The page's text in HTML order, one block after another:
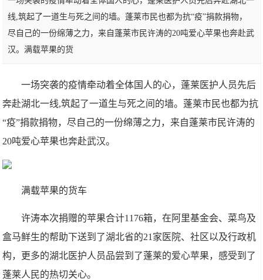
线,筑起了一道生与死之间的墙。蓬莱市民也都为抗“疫”捐款捐物，
尽自己的一份绵薄之力，来自蓬莱市民许涛的20吨爱心苹果也奔赴武
汉。满载苹果的货
一场突袭的疫情牵动着全体国人的心，蓬莱医护人员先后
奔赴湖北一线,筑起了一道生与死之间的墙。蓬莱市民也都为抗
“疫”捐款捐物，尽自己的一份绵薄之力，来自蓬莱市民许涛的
20吨爱心苹果也奔赴武汉。
满载苹果的货车
许涛本次捐赠的苹果合计1176箱，在阿里基金会、菜鸟及
盒马鲜生的帮助下送到了湖北省的21家医院、社区以及行政机
构，更多的湖北医护人员品尝到了蓬莱的爱心苹果，感受到了
蓬莱人民的热切关心。